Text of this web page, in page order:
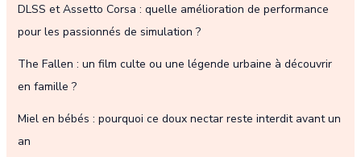
DLSS et Assetto Corsa : quelle amélioration de performance
pour les passionnés de simulation ?
The Fallen : un film culte ou une légende urbaine à découvrir
en famille ?
Miel en bébés : pourquoi ce doux nectar reste interdit avant un
an